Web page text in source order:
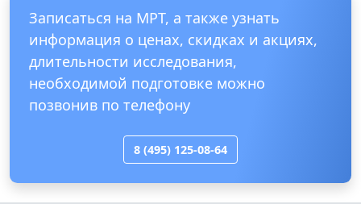
Записаться на МРТ, а также узнать
информация о ценах, скидках и акциях,
длительности исследования,
необходимой подготовке можно
позвонив по телефону
8 (495) 125-08-64